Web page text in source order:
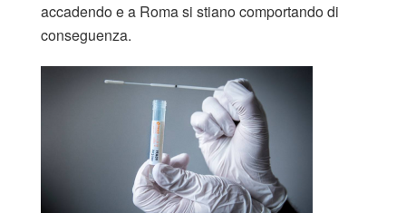
accadendo e a Roma si stiano comportando di
conseguenza.